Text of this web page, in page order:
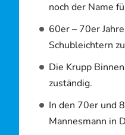
noch der Name
60er – 70er
Schubleichtern
Die Krupp
zuständig.
In den 70er und
Mannesmann in